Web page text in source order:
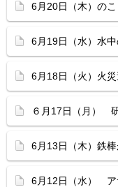
6月20日（木）の
6月19日（水）水
6月18日（火）火
６月17日（月）
6月13日（木）鉄
6月12日（水） ア